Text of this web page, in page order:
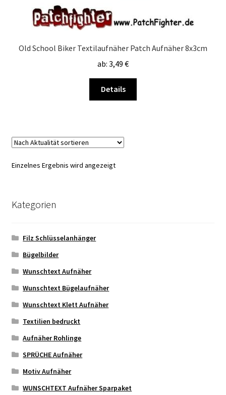
Old School Biker Textilaufnäher Patch Aufnäher 8x3cm
ab: 3,49 €
Details
Einzelnes Ergebnis wird angezeigt
Kategorien
Filz Schlüsselanhänger
Bügelbilder
Wunschtext Aufnäher
Wunschtext Bügelaufnäher
Wunschtext Klett Aufnäher
Textilien bedruckt
Aufnäher Rohlinge
SPRÜCHE Aufnäher
Motiv Aufnäher
WUNSCHTEXT Aufnäher Sparpaket